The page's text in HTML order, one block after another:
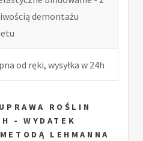
demontażu
od ręki, wysyłka w 24h
ROŚLIN
- WYDATEK
LEHMANNA